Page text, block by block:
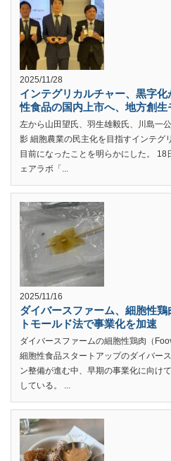
2025/11/28
インテグリカルチャー、黒字
性食品の国内上市へ、地方創生
左から山田望氏、羽生雄毅氏、川島
影 細胞農業の民主化を目指すインテグ
目前になったことを明らかにした。
ェアラボ「...
2025/11/16
ダイバースファーム、細胞性
トモールド法で事業化を加速
ダイバースファームの細胞性鶏肉（
細胞性食品スタートアップのダイバー
ン整備が進む中、早期の事業化に向け
している。 ...